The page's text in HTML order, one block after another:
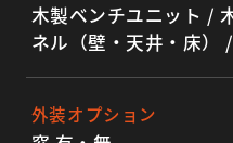
木製ベンチユニット /
ネル（壁・天井・床）
外装オプション